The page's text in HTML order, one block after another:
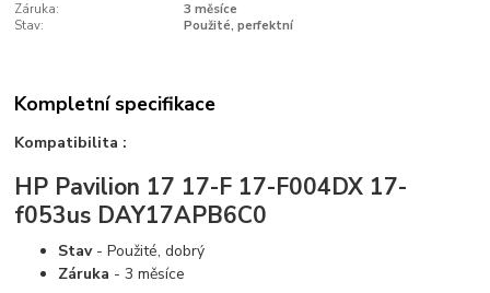
Záruka:
3 měsíce
Stav:
Použité, perfektní
Kompletní specifikace
Kompatibilita :
HP Pavilion 17 17-F 17-F004DX 17-
f053us DAY17APB6C0
Stav - Použité, dobrý
Záruka - 3 měsíce